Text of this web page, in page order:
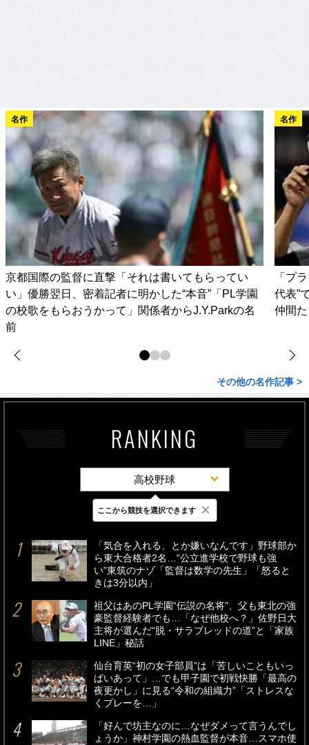
名作
京都国際の監督に直撃「それは書いてもらってい
い」優勝翌日、密着記者に明かした“本音”「PL学園
の校歌をもらおうかって」関係者からJ.Y.Parkの名
前
名作
「プ
代表”
仲間
その他の名作記事 >
RANKING
高校野球
最新 24時間 週間
「気合を入れる、とか嫌いなんです」野球部か
ら東大合格者2名…“公立進学校で野球も強
い”東筑のナゾ「監督は数学の先生」「怒ると
きは3分以内」
祖父はあのPL学園“伝説の名将”、父も東北の強
豪監督経験者でも…「なぜ他校へ？」佐野日大
主将が選んだ“脱・サラブレッドの道”と「家族
LINE」秘話
仙台育英“初の女子部員”は「苦しいこともいっ
ぱいあって」…でも甲子園で初戦快勝「最高の
夜更かし」に見る“令和の組織力”「ストレスな
くプレーを…」
「好んで坊主なのに…なぜダメって言うんでし
ょうか」神村学園の熱血監督が本音…スマホ使
ここから競技を選択できます ×